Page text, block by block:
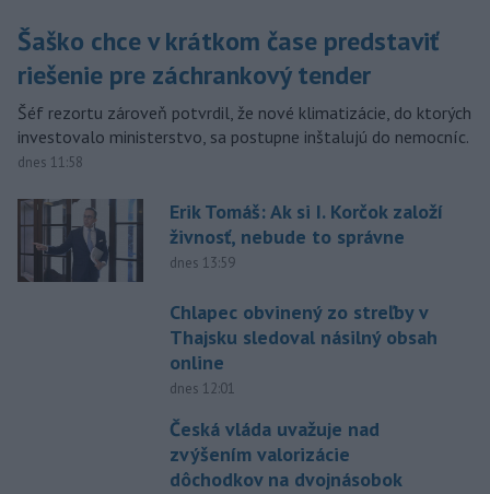
Šaško chce v krátkom čase predstaviť
riešenie pre záchrankový tender
Šéf rezortu zároveň potvrdil, že nové klimatizácie, do ktorých
investovalo ministerstvo, sa postupne inštalujú do nemocníc.
dnes 11:58
Erik Tomáš: Ak si I. Korčok založí
živnosť, nebude to správne
dnes 13:59
Chlapec obvinený zo streľby v
Thajsku sledoval násilný obsah
online
dnes 12:01
Česká vláda uvažuje nad
zvýšením valorizácie
dôchodkov na dvojnásobok